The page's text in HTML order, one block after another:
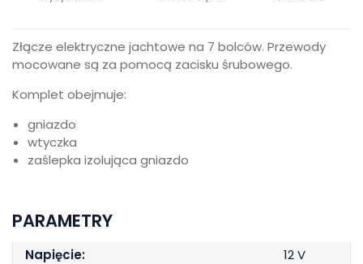
Złącze elektryczne jachtowe na 7 bolców. Przewody
mocowane są za pomocą zacisku śrubowego.
Komplet obejmuje:
gniazdo
wtyczka
zaślepka izolująca gniazdo
PARAMETRY
Napięcie:
12 V